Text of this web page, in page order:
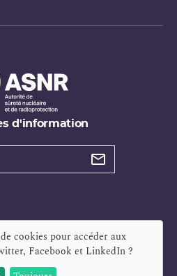
d'information
cookies pour accéder aux
Facebook et LinkedIn?